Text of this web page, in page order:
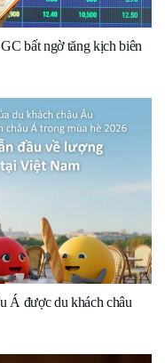
bất ngờ tăng kịch biên
Á được du khách châu